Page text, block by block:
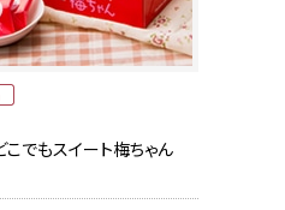
こでもスイート梅ちゃん